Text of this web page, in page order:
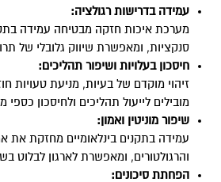
עמידה בדרישות רגולציה:
מערכת איכות חזקה מבטיחה עמידה
סנקציות, ומאפשרת שיווק גלובלי של
חיסכון בעלויות ושיפור תהליכים:
זיהוי מוקדם של בעיות, מניעת טעויות
מובילים לייעול תהליכים ולחיסכון כספי
שיפור מוניטין ואמון:
עמידה בתקנים בינלאומיים מחזקת את
והרגולטורים, ומאפשרת לארגון לבלוט
הפחתת סיכונים: